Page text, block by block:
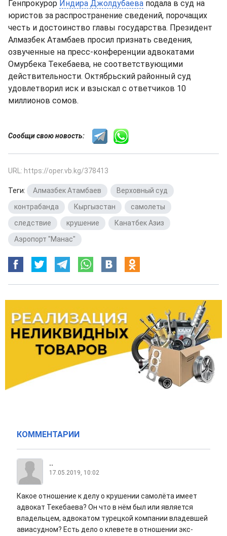
Генпрокурор Индира Джолдубаева подала в суд на
юристов за распространение сведений, порочащих
честь и достоинство главы государства. Президент
Алмазбек Атамбаев просил признать сведения,
озвученные на пресс-конференции адвокатами
Омурбека Текебаева, не соответствующими
действительности. Октябрьский районный суд
удовлетворил иск и взыскал с ответчиков 10
миллионов сомов.
Сообщи свою новость:
URL: https://oper.vb.kg/378413
Теги: Алмазбек Атамбаев Верховный суд
контрабанда
Кыргызстан самолеты
следствие
крушение Канатбек Азиз
Аэропорт "Манас"
КОММЕНТАРИИ
..
17.05.2019, 10:02
Какое отношение к делу о крушении самолёта имеет
адвокат Текебаева? Он что в нём был или является
владельцем, адвокатом турецкой компании владевшей
авиасудном? Есть дело о клевете в отношении экс-